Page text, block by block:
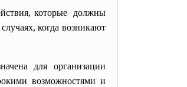
которые должны
когда возникают
для организации
возможностями и